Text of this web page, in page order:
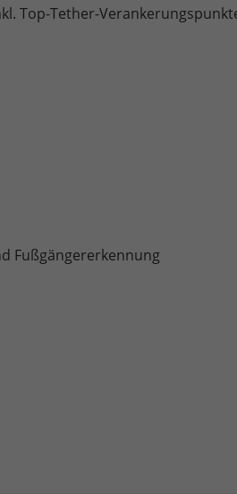
Top-Tether-
Fußgängererkennung